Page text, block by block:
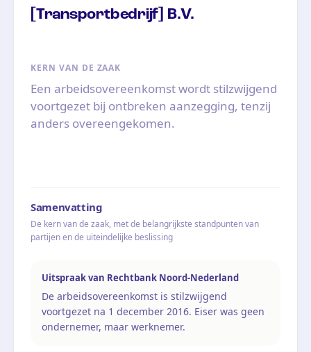
[Transportbedrijf] B.V.
KERN VAN DE ZAAK
Een arbeidsovereenkomst wordt stilzwijgend
voortgezet bij ontbreken aanzegging, tenzij
anders overeengekomen.
Samenvatting
De kern van de zaak, met de belangrijkste standpunten van
partijen en de uiteindelijke beslissing
Uitspraak van Rechtbank Noord-Nederland
De arbeidsovereenkomst is stilzwijgend
voortgezet na 1 december 2016. Eiser was geen
ondernemer, maar werknemer.